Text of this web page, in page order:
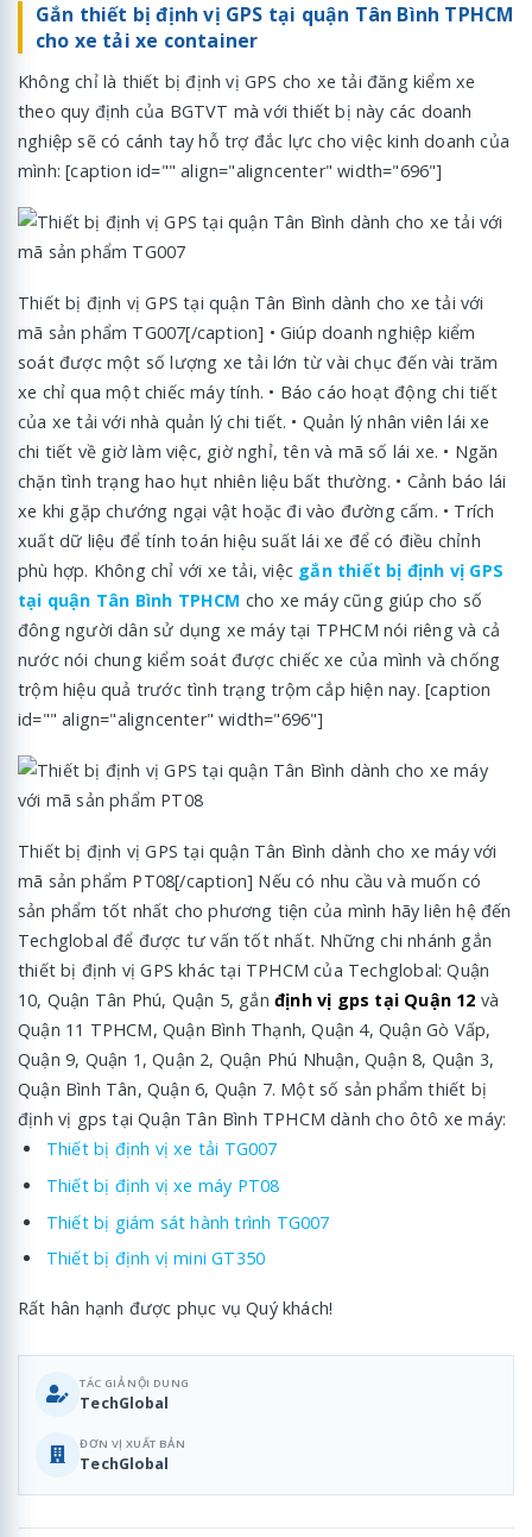
Gắn thiết bị định vị GPS tại quận Tân Bình TPHCM
cho xe tải xe container
Không chỉ là thiết bị định vị GPS cho xe tải đăng kiểm xe
theo quy định của BGTVT mà với thiết bị này các doanh
nghiệp sẽ có cánh tay hỗ trợ đắc lực cho việc kinh doanh của
mình: [caption id="" align="aligncenter" width="696"]
Thiết bị định vị GPS tại quận Tân Bình dành cho xe tải với
mã sản phẩm TG007[/caption] • Giúp doanh nghiệp kiểm
soát được một số lượng xe tải lớn từ vài chục đến vài trăm
xe chỉ qua một chiếc máy tính. • Báo cáo hoạt động chi tiết
của xe tải với nhà quản lý chi tiết. • Quản lý nhân viên lái xe
chi tiết về giờ làm việc, giờ nghỉ, tên và mã số lái xe. • Ngăn
chặn tình trạng hao hụt nhiên liệu bất thường. • Cảnh báo lái
xe khi gặp chướng ngại vật hoặc đi vào đường cấm. • Trích
xuất dữ liệu để tính toán hiệu suất lái xe để có điều chỉnh
phù hợp. Không chỉ với xe tải, việc gắn thiết bị định vị GPS
tại quận Tân Bình TPHCM cho xe máy cũng giúp cho số
đông người dân sử dụng xe máy tại TPHCM nói riêng và cả
nước nói chung kiểm soát được chiếc xe của mình và chống
trộm hiệu quả trước tình trạng trộm cắp hiện nay. [caption
id="" align="aligncenter" width="696"]
Thiết bị định vị GPS tại quận Tân Bình dành cho xe máy với
mã sản phẩm PT08[/caption] Nếu có nhu cầu và muốn có
sản phẩm tốt nhất cho phương tiện của mình hãy liên hệ đến
Techglobal để được tư vấn tốt nhất. Những chi nhánh gắn
thiết bị định vị GPS khác tại TPHCM của Techglobal: Quận
10, Quận Tân Phú, Quận 5, gắn định vị gps tại Quận 12 và
Quận 11 TPHCM, Quận Bình Thạnh, Quận 4, Quận Gò Vấp,
Quận 9, Quận 1, Quận 2, Quận Phú Nhuận, Quận 8, Quận 3,
Quận Bình Tân, Quận 6, Quận 7. Một số sản phẩm thiết bị
định vị gps tại Quận Tân Bình TPHCM dành cho ôtô xe máy:
Thiết bị định vị xe tải TG007
Thiết bị định vị xe máy PT08
Thiết bị giám sát hành trình TG007
Thiết bị định vị mini GT350
Rất hân hạnh được phục vụ Quý khách!
TÁC GIẢ NỘI DUNG
TechGlobal
ĐƠN VỊ XUẤT BẢN
TechGlobal